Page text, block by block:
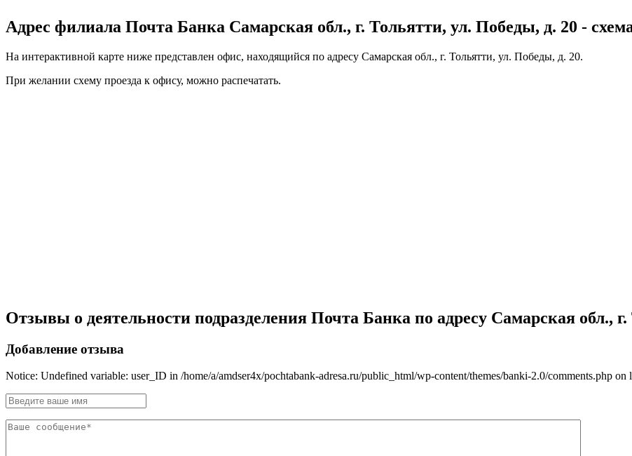
Адрес филиала Почта Банка Самарская обл., г. Тольятти, ул. Победы, д. 20 -
На интерактивной карте ниже представлен офис, находящийся по адресу Самарская обл., г. Тольятти, ул. Победы, д. 20.
При желании схему проезда к офису, можно распечатать.
Отзывы о деятельности подразделения Почта Банка по адресу Самарская обл.,
Добавление отзыва
Notice: Undefined variable: user_ID in /home/a/amdser4x/pochtabank-adresa.ru/public_html/wp-content/themes/banki-2.0/comments.php on